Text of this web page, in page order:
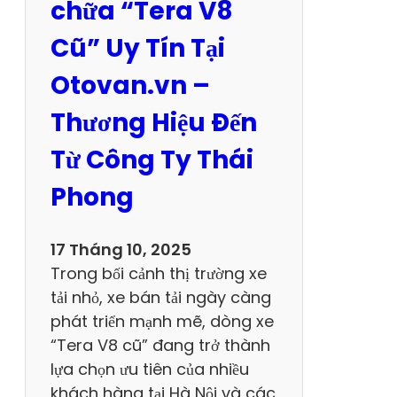
u
a
V
é
T
ạ
n
S
ơ
n
K
i
ế
chữa “Tera V8
Cũ” Uy Tín Tại
Otovan.vn –
Thương Hiệu Đến
Từ Công Ty Thái
Phong
17 Tháng 10, 2025
Trong bối cảnh thị trường xe
tải nhỏ, xe bán tải ngày càng
phát triển mạnh mẽ, dòng xe
“Tera V8 cũ” đang trở thành
lựa chọn ưu tiên của nhiều